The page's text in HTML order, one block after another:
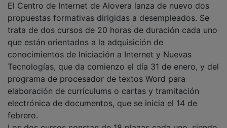
El Centro de Internet de Alovera lanza de nuevo dos
propuestas formativas dirigidas a desempleados. Se
trata de dos cursos de 20 horas de duración cada uno
que están orientados a la adquisición de
conocimientos de Iniciación a Internet y Nuevas
Tecnologías, que da comienzo el día 31 de enero, y del
programa de procesador de textos Word para
elaboración de currículums o cartas y tramitación
electrónica de documentos, que se inicia el 14 de
febrero.